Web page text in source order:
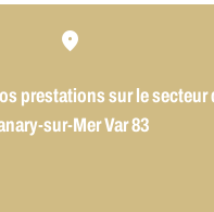
prestations sur le secteur
sur-Mer Var 83